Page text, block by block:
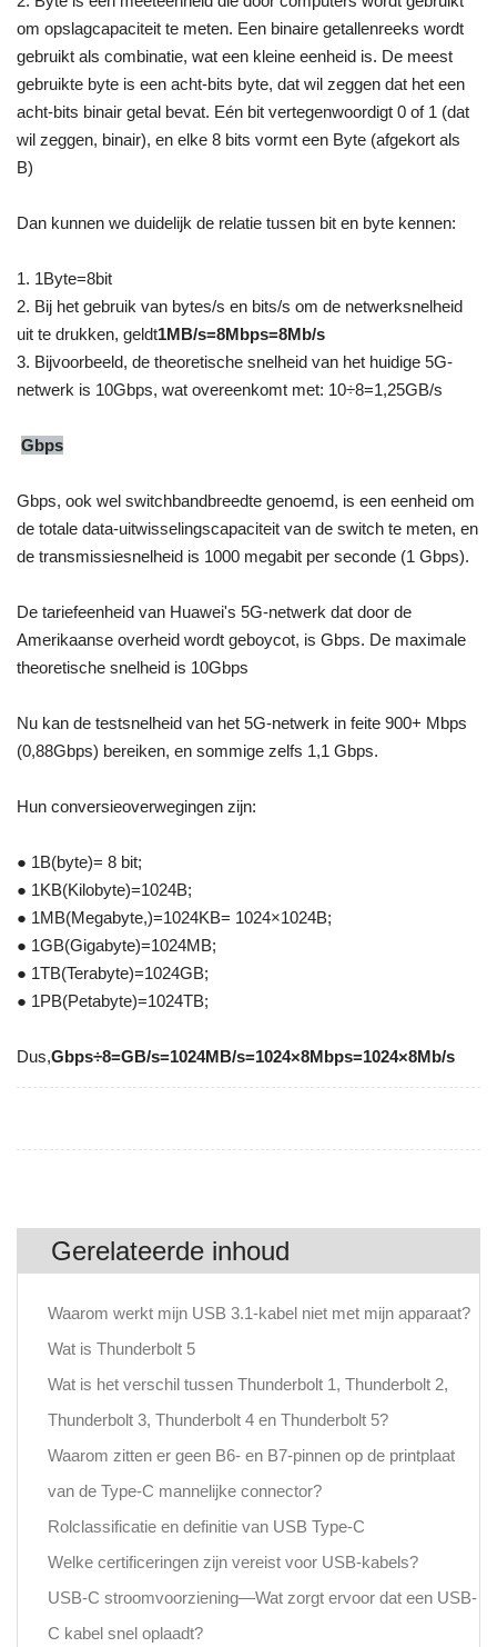
om opslagcapaciteit te meten. Een binaire getallenreeks wordt
gebruikt als combinatie, wat een kleine eenheid is. De meest
gebruikte byte is een acht-bits byte, dat wil zeggen dat het een
acht-bits binair getal bevat. Eén bit vertegenwoordigt 0 of 1 (dat
wil zeggen, binair), en elke 8 bits vormt een Byte (afgekort als
B)
Dan kunnen we duidelijk de relatie tussen bit en byte kennen:
1. 1Byte=8bit
2. Bij het gebruik van bytes/s en bits/s om de netwerksnelheid
uit te drukken, geldt1MB/s=8Mbps=8Mb/s
3. Bijvoorbeeld, de theoretische snelheid van het huidige 5G-
netwerk is 10Gbps, wat overeenkomt met: 10÷8=1,25GB/s
Gbps
Gbps, ook wel switchbandbreedte genoemd, is een eenheid om
de totale data-uitwisselingscapaciteit van de switch te meten, en
de transmissiesnelheid is 1000 megabit per seconde (1 Gbps).
De tariefeenheid van Huawei's 5G-netwerk dat door de
Amerikaanse overheid wordt geboycot, is Gbps. De maximale
theoretische snelheid is 10Gbps
Nu kan de testsnelheid van het 5G-netwerk in feite 900+ Mbps
(0,88Gbps) bereiken, en sommige zelfs 1,1 Gbps.
Hun conversieoverwegingen zijn:
● 1B(byte)= 8 bit;
● 1KB(Kilobyte)=1024B;
● 1MB(Megabyte,)=1024KB= 1024×1024B;
● 1GB(Gigabyte)=1024MB;
● 1TB(Terabyte)=1024GB;
● 1PB(Petabyte)=1024TB;
Dus,Gbps÷8=GB/s=1024MB/s=1024×8Mbps=1024×8Mb/s
Gerelateerde inhoud
Waarom werkt mijn USB 3.1-kabel niet met mijn apparaat?
Wat is Thunderbolt 5
Wat is het verschil tussen Thunderbolt 1, Thunderbolt 2,
Thunderbolt 3, Thunderbolt 4 en Thunderbolt 5?
Waarom zitten er geen B6- en B7-pinnen op de printplaat
van de Type-C mannelijke connector?
Rolclassificatie en definitie van USB Type-C
Welke certificeringen zijn vereist voor USB-kabels?
USB-C stroomvoorziening—Wat zorgt ervoor dat een USB-
C kabel snel oplaadt?